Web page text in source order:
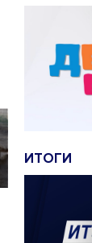
ИТОГИ